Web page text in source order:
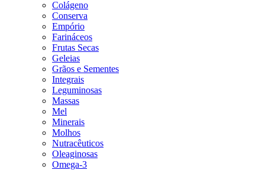
Colágeno
Conserva
Empório
Farináceos
Frutas Secas
Geleias
Grãos e Sementes
Integrais
Leguminosas
Massas
Mel
Minerais
Molhos
Nutracêuticos
Oleaginosas
Omega-3